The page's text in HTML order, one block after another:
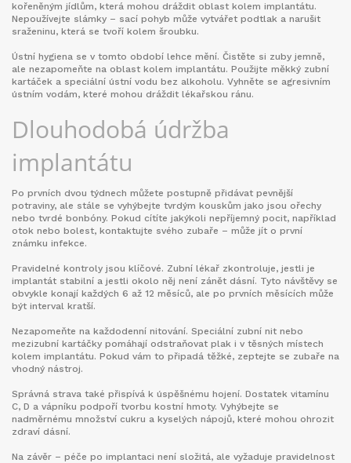
kořeněným jídlům, která mohou dráždit oblast kolem implantátu.
Nepoužívejte slámky – sací pohyb může vytvářet podtlak a narušit
sraženinu, která se tvoří kolem šroubku.
Ústní hygiena se v tomto období lehce mění. Čistěte si zuby jemně,
ale nezapomeňte na oblast kolem implantátu. Použijte měkký zubní
kartáček a speciální ústní vodu bez alkoholu. Vyhněte se agresivním
ústním vodám, které mohou dráždit lékařskou ránu.
Dlouhodobá údržba
implantátu
Po prvních dvou týdnech můžete postupně přidávat pevnější
potraviny, ale stále se vyhýbejte tvrdým kouskům jako jsou ořechy
nebo tvrdé bonbóny. Pokud cítíte jakýkoli nepříjemný pocit, například
otok nebo bolest, kontaktujte svého zubaře – může jít o první
známku infekce.
Pravidelné kontroly jsou klíčové. Zubní lékař zkontroluje, jestli je
implantát stabilní a jestli okolo něj není zánět dásní. Tyto návštěvy se
obvykle konají každých 6 až 12 měsíců, ale po prvních měsících může
být interval kratší.
Nezapomeňte na každodenní nitování. Speciální zubní nit nebo
mezizubní kartáčky pomáhají odstraňovat plak i v těsných místech
kolem implantátu. Pokud vám to připadá těžké, zeptejte se zubaře na
vhodný nástroj.
Správná strava také přispívá k úspěšnému hojení. Dostatek vitamínu
C, D a vápníku podpoří tvorbu kostní hmoty. Vyhýbejte se
nadměrnému množství cukru a kyselých nápojů, které mohou ohrozit
zdraví dásní.
Na závěr – péče po implantaci není složitá, ale vyžaduje pravidelnost